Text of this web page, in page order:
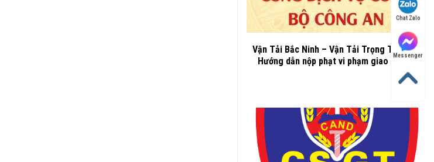
Vận Tải Bắc Ninh – Vận Tải Trọng Thành –
Hướng dẫn nộp phạt vi phạm giao thông
Chat Zalo
Messenger